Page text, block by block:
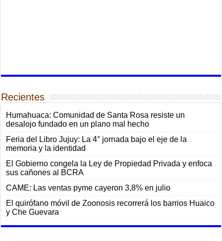
Recientes
Humahuaca: Comunidad de Santa Rosa resiste un
desalojo fundado en un plano mal hecho
Feria del Libro Jujuy: La 4° jornada bajo el eje de la
memoria y la identidad
El Gobierno congela la Ley de Propiedad Privada y enfoca
sus cañones al BCRA
CAME: Las ventas pyme cayeron 3,8% en julio
El quirófano móvil de Zoonosis recorrerá los barrios Huaico
y Che Guevara